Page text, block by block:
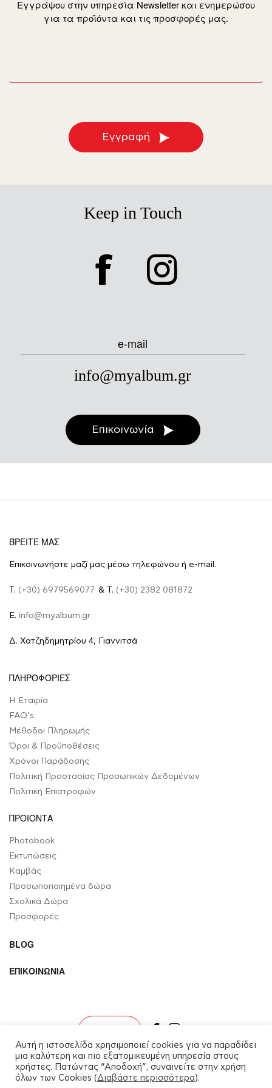
Εγγράψου στην υπηρεσία Newsletter και ενημερώσου
για τα προϊόντα και τις προσφορές μας.
Εγγραφή
Keep in Touch
facebook
e-mail
info@myalbum.gr
Επικοινωνία
ΒΡΕΙΤΕ ΜΑΣ
Επικοινωνήστε μαζί μας μέσω τηλεφώνου ή e-mail.
Τ. (+30) 6979569077 & Τ. (+30) 2382 081872
E. info@myalbum.gr
Δ. Χατζηδημητρίου 4, Γιαννιτσά
ΠΛΗΡΟΦΟΡΙΕΣ
Η Εταιρία
FAQ’s
Μέθοδοι Πληρωμής
Όροι & Προϋποθέσεις
Χρόνοι Παράδοσης
Πολιτική Προστασίας Προσωπικών Δεδομένων
Πολιτική Επιστροφών
ΠΡΟΙΟΝΤΑ
Photobook
Εκτυπώσεις
Καμβάς
Προσωποποιημένα δώρα
Σχολικά Δώρα
Προσφορές
BLOG
ΕΠΙΚΟΙΝΩΝΙΑ
myalbum.gr © 2026. All rights reserved.
Αυτή η ιστοσελίδα χρησιμοποιεί cookies για να παραδίδει
μια καλύτερη και πιο εξατομικευμένη υπηρεσία στους
χρήστες. Πατώντας “Αποδοχή”, συναινείτε στην χρήση
όλων των Cookies (Διαβάστε περισσότερα).